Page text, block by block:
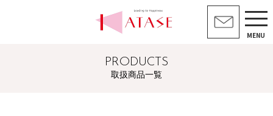
MENU
PRODUCTS
取扱商品一覧